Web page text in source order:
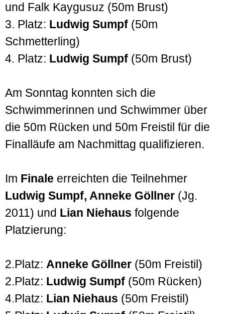
und Falk Kaygusuz (50m Brust)
3. Platz: Ludwig Sumpf (50m
Schmetterling)
4. Platz: Ludwig Sumpf (50m Brust)
Am Sonntag konnten sich die
Schwimmerinnen und Schwimmer über
die 50m Rücken und 50m Freistil für die
Finalläufe am Nachmittag qualifizieren.
Im Finale erreichten die Teilnehmer
Ludwig Sumpf, Anneke Göllner (Jg.
2011) und Lian Niehaus folgende
Platzierung:
2.Platz: Anneke Göllner (50m Freistil)
2.Platz: Ludwig Sumpf (50m Rücken)
4.Platz: Lian Niehaus (50m Freistil)